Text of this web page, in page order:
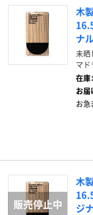
木
ナ
未晒
マド
在庫：
お届
お急
木
ジ